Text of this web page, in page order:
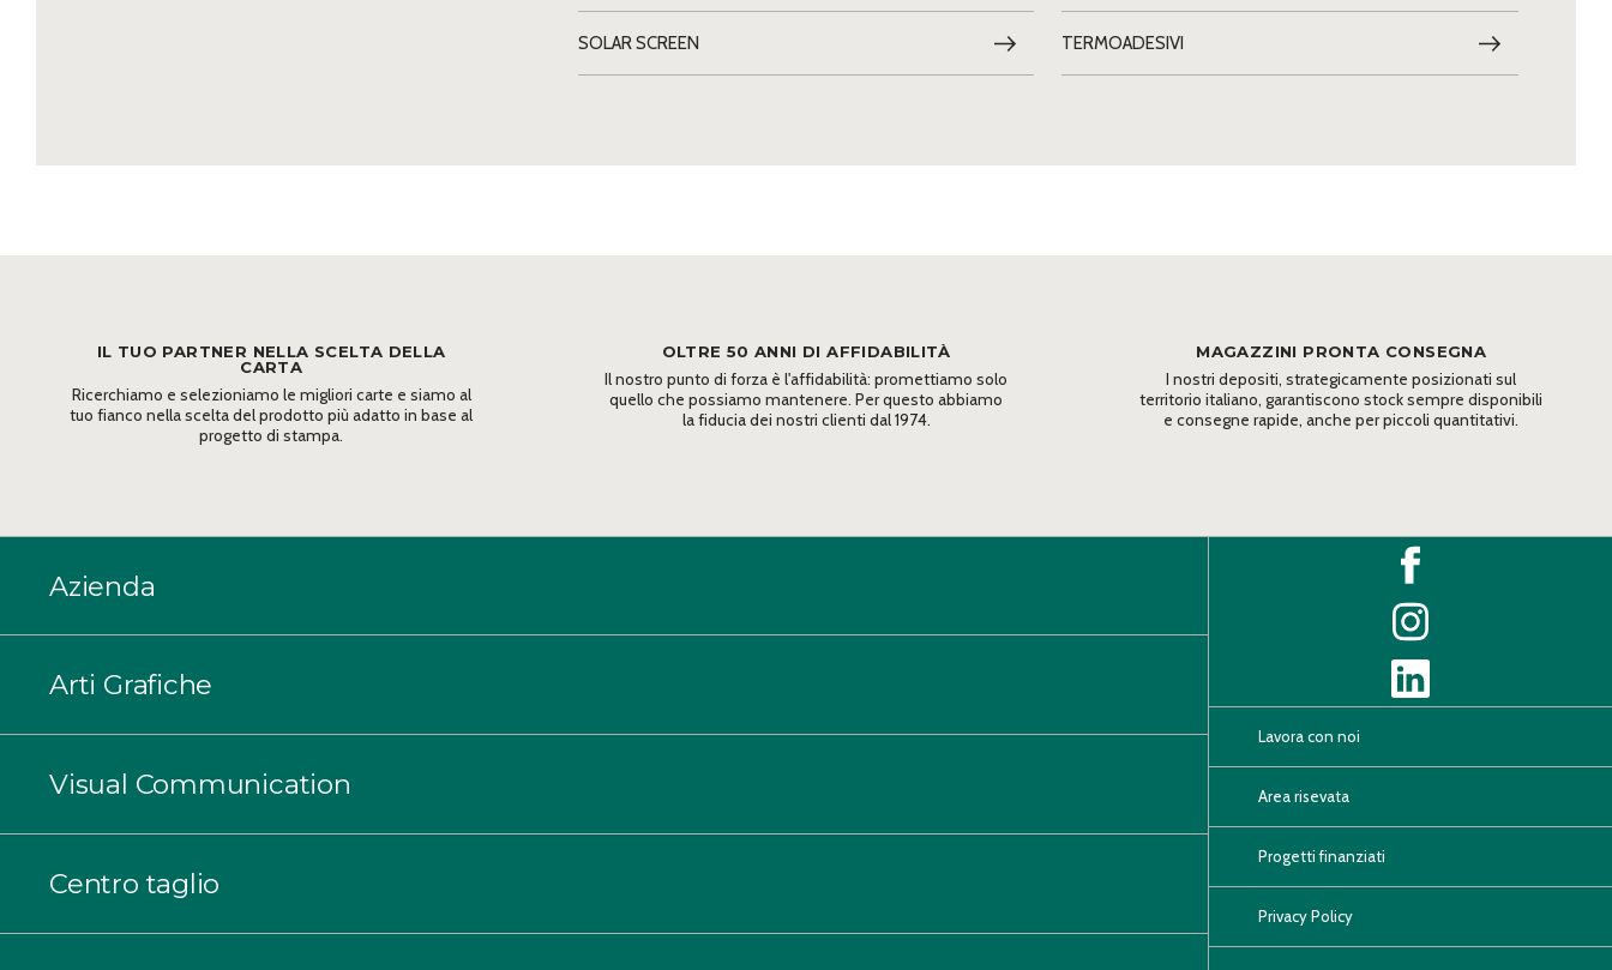
SOLAR SCREEN TERMOADESIVI
IL TUO PARTNER NELLA SCELTA DELLA
CARTA
Ricerchiamo e selezioniamo le migliori carte e siamo al
tuo fianco nella scelta del prodotto più adatto in base al
progetto di stampa.
OLTRE 50 ANNI DI AFFIDABILITÀ
Il nostro punto di forza è l'affidabilità: promettiamo solo
quello che possiamo mantenere. Per questo abbiamo
la fiducia dei nostri clienti dal 1974.
MAGAZZINI PRONTA CONSEGNA
I nostri depositi, strategicamente posizionati sul
territorio italiano, garantiscono stock sempre disponibili
e consegne rapide, anche per piccoli quantitativi.
Azienda
Arti Grafiche
Visual Communication
Centro taglio
Lavora con noi
Area risevata
Progetti finanziati
Privacy Policy